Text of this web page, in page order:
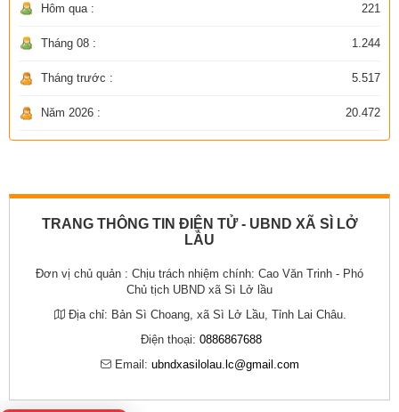
Hôm qua : 221
Tháng 08 : 1.244
Tháng trước : 5.517
Năm 2026 : 20.472
TRANG THÔNG TIN ĐIỆN TỬ - UBND XÃ SÌ LỞ
LẦU
Đơn vị chủ quản : Chịu trách nhiệm chính: Cao Văn Trinh - Phó
Chủ tịch UBND xã Sì Lở lầu
Địa chỉ: Bản Sì Choang, xã Sì Lở Lầu, Tỉnh Lai Châu.
Điện thoại: 0886867688
Email: ubndxasilolau.lc@gmail.com